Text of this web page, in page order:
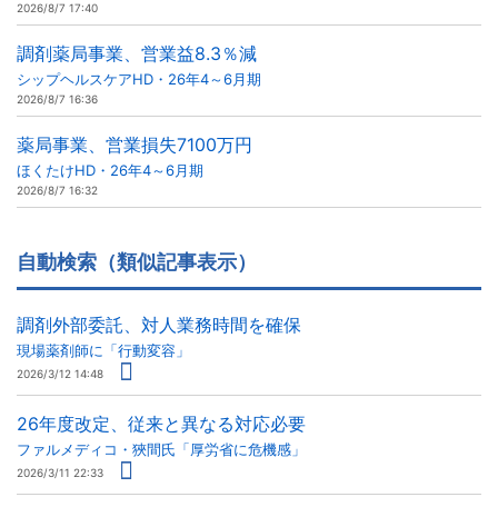
2026/8/7 17:40
調剤薬局事業、営業益8.3％減
シップヘルスケアHD・26年4～6月期
2026/8/7 16:36
薬局事業、営業損失7100万円
ほくたけHD・26年4～6月期
2026/8/7 16:32
自動検索（類似記事表示）
調剤外部委託、対人業務時間を確保
現場薬剤師に「行動変容」
2026/3/12 14:48
26年度改定、従来と異なる対応必要
ファルメディコ・狹間氏「厚労省に危機感」
2026/3/11 22:33